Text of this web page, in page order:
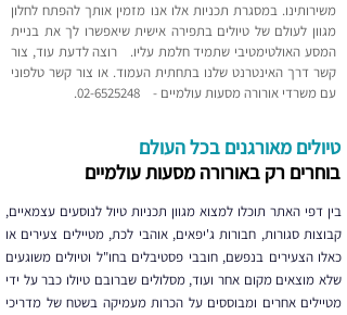
משירותינו. במסגרת תכניות אלו אנו מזמין אותך להפתח לחלון
מגוון לעולם של טיולים בתפירה אישית שיאפשרו לך את בניית
המסע האולטימטיבי שתמיד חלמת עליו. רוצה לדעת עוד, צור
קשר דרך האינטרנט שלנו בתחתית העמוד. או צור קשר טלפוני
עם משרדי אורורה מסעות עולמיים - 02-6525248
.
טיולים מאורגנים בכל העולם
בוחרים רק באורורה מסעות עולמיים
בין דפי האתר תוכלו למצוא מגוון תכניות טיול לנוסעים עצמאיים,
קבוצות סגורות, חבורות ג'יפאים, אוהבי לכת, מטיילים צעירים או
כאלו הצעירים בנפשם, חובבי פסטיבלים בחו"ל וטיולים משוגעים
שלא מוצאים מקום אחר ועוד, מסלולים שברובם טיולו כבר על ידי
מטיילים אחרים ומבוססים על הכרות מעמיקה בשטח של מדריכי